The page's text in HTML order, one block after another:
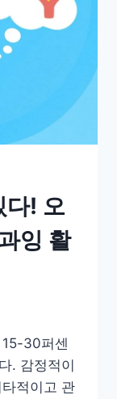
다! 오
잉 활
30퍼센
. 감정적이
적이고 관